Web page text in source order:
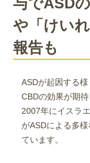
や「けい
報告も
ASDが起因する
CBDの効果が期待
2007年にイスラ
がASDによる多
ています。